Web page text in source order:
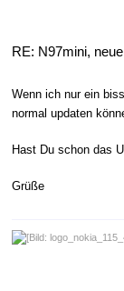
RE: N97mini,
Wenn ich nur ein
normal updaten
Hast Du schon das
Grüße